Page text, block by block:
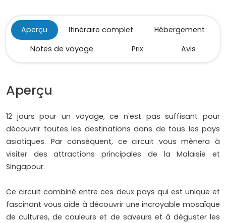
Aperçu Itinéraire complet
Hébergement
Notes de voyage
Prix Avis
Aperçu
12 jours pour un voyage, ce n'est pas suffisant pour
découvrir toutes les destinations dans de tous les pays
asiatiques. Par conséquent, ce circuit vous mènera à
visiter des attractions principales de la Malaisie et
Singapour.
Ce circuit combiné entre ces deux pays qui est unique et
fascinant vous aide à découvrir une incroyable mosaïque
de cultures, de couleurs et de saveurs et à déguster les